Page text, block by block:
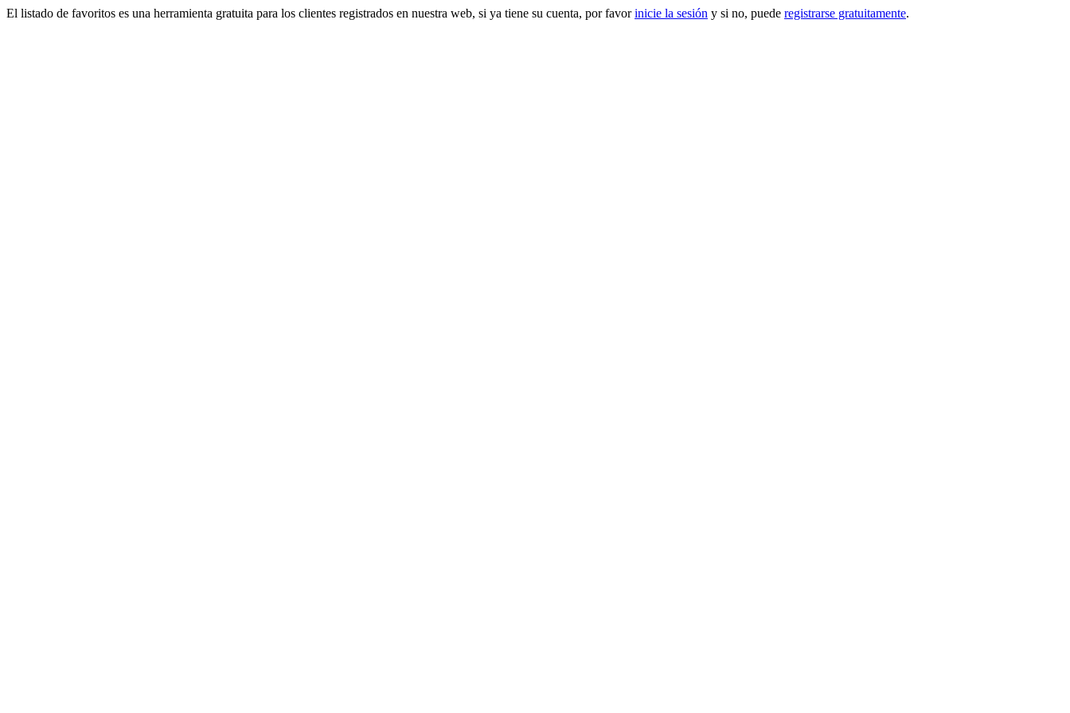
El listado de favoritos es una herramienta gratuita para los clientes registrados en nuestra web, si ya tiene su cuenta, por favorinicie la sesión y si no, puede registrarse gratuitamente.